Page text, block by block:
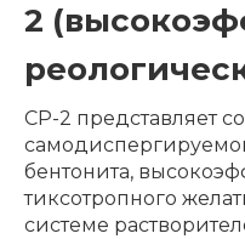
2
CP-2 представляет
бентонита,
тиксотропного
системе